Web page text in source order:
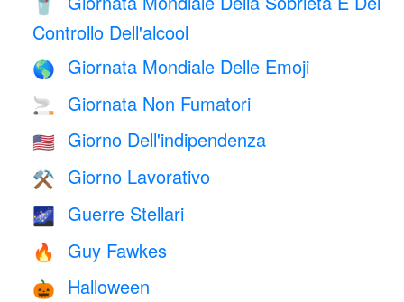
🥤
Controllo Dell'alcool
🌎 Giornata Mondiale Delle Emoji
🚬 Giornata Non Fumatori
🇺🇸 Giorno Dell'indipendenza
⚒️ Giorno Lavorativo
🌌 Guerre Stellari
🔥 Guy Fawkes
🎃 Halloween